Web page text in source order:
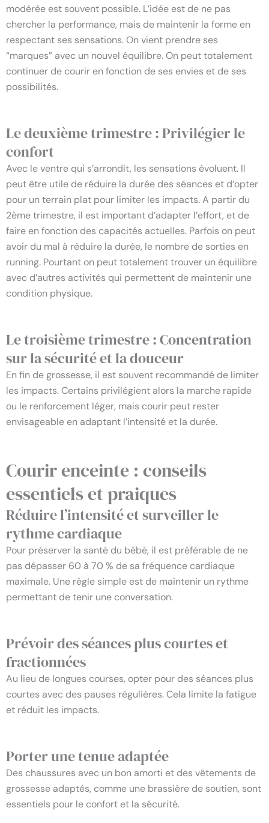
modérée est souvent possible. L’idée est de ne pas
chercher la performance, mais de maintenir la forme en
respectant ses sensations. On vient prendre ses
“marques” avec un nouvel équilibre. On peut totalement
continuer de courir en fonction de ses envies et de ses
possibilités.
Le deuxième trimestre : Privilégier le
confort
Avec le ventre qui s’arrondit, les sensations évoluent. Il
peut être utile de réduire la durée des séances et d’opter
pour un terrain plat pour limiter les impacts. A partir du
2ème trimestre, il est important d’adapter l’effort, et de
faire en fonction des capacités actuelles. Parfois on peut
avoir du mal à réduire la durée, le nombre de sorties en
running. Pourtant on peut totalement trouver un équilibre
avec d’autres activités qui permettent de maintenir une
condition physique.
Le troisième trimestre : Concentration
sur la sécurité et la douceur
En fin de grossesse, il est souvent recommandé de limiter
les impacts. Certains privilégient alors la marche rapide
ou le renforcement léger, mais courir peut rester
envisageable en adaptant l’intensité et la durée.
Courir enceinte : conseils
essentiels et praiques
Réduire l’intensité et surveiller le
rythme cardiaque
Pour préserver la santé du bébé, il est préférable de ne
pas dépasser 60 à 70 % de sa fréquence cardiaque
maximale. Une règle simple est de maintenir un rythme
permettant de tenir une conversation.
Prévoir des séances plus courtes et
fractionnées
Au lieu de longues courses, opter pour des séances plus
courtes avec des pauses régulières. Cela limite la fatigue
et réduit les impacts.
Porter une tenue adaptée
Des chaussures avec un bon amorti et des vêtements de
grossesse adaptés, comme une brassière de soutien, sont
essentiels pour le confort et la sécurité.